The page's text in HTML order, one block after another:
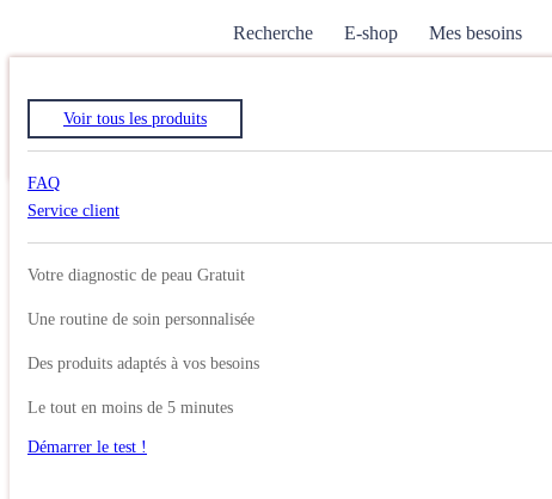
Recherche E-shop Mes besoins
Voir tous les produits
FAQ
Service client
Votre diagnostic de peau Gratuit
Une routine de soin personnalisée
Des produits adaptés à vos besoins
Le tout en moins de 5 minutes
Démarrer le test !
Search
Rechercher
Se connecter
Identifiant ou e-mail*
Mot de passe *
Se souvenir de moi
Se connecter